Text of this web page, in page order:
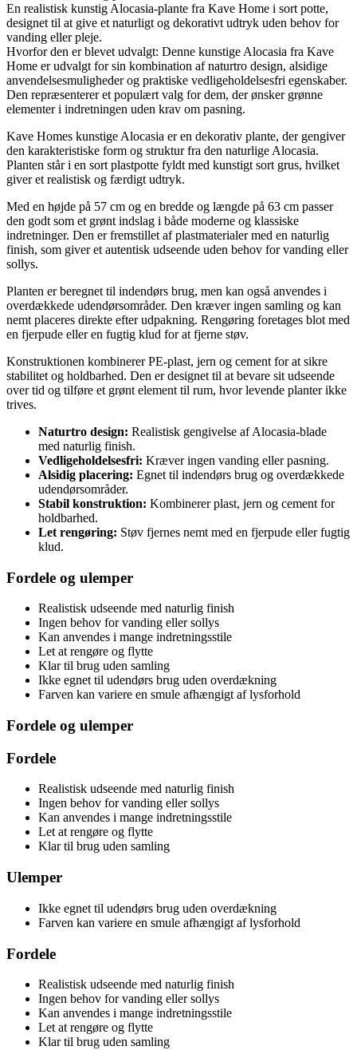
En realistisk kunstig Alocasia-plante fra Kave Home i sort potte,
designet til at give et naturligt og dekorativt udtryk uden behov for
vanding eller pleje.
Hvorfor den er blevet udvalgt: Denne kunstige Alocasia fra Kave
Home er udvalgt for sin kombination af naturtro design, alsidige
anvendelsesmuligheder og praktiske vedligeholdelsesfri egenskaber.
Den repræsenterer et populært valg for dem, der ønsker grønne
elementer i indretningen uden krav om pasning.
Kave Homes kunstige Alocasia er en dekorativ plante, der gengiver
den karakteristiske form og struktur fra den naturlige Alocasia.
Planten står i en sort plastpotte fyldt med kunstigt sort grus, hvilket
giver et realistisk og færdigt udtryk.
Med en højde på 57 cm og en bredde og længde på 63 cm passer
den godt som et grønt indslag i både moderne og klassiske
indretninger. Den er fremstillet af plastmaterialer med en naturlig
finish, som giver et autentisk udseende uden behov for vanding eller
sollys.
Planten er beregnet til indendørs brug, men kan også anvendes i
overdækkede udendørsområder. Den kræver ingen samling og kan
nemt placeres direkte efter udpakning. Rengøring foretages blot med
en fjerpude eller en fugtig klud for at fjerne støv.
Konstruktionen kombinerer PE-plast, jern og cement for at sikre
stabilitet og holdbarhed. Den er designet til at bevare sit udseende
over tid og tilføre et grønt element til rum, hvor levende planter ikke
trives.
Naturtro design: Realistisk gengivelse af Alocasia-blade
med naturlig finish.
Vedligeholdelsesfri: Kræver ingen vanding eller pasning.
Alsidig placering: Egnet til indendørs brug og overdækkede
udendørsområder.
Stabil konstruktion: Kombinerer plast, jern og cement for
holdbarhed.
Let rengøring: Støv fjernes nemt med en fjerpude eller fugtig
klud.
Fordele og ulemper
Realistisk udseende med naturlig finish
Ingen behov for vanding eller sollys
Kan anvendes i mange indretningsstile
Let at rengøre og flytte
Klar til brug uden samling
Ikke egnet til udendørs brug uden overdækning
Farven kan variere en smule afhængigt af lysforhold
Fordele og ulemper
Fordele
Realistisk udseende med naturlig finish
Ingen behov for vanding eller sollys
Kan anvendes i mange indretningsstile
Let at rengøre og flytte
Klar til brug uden samling
Ulemper
Ikke egnet til udendørs brug uden overdækning
Farven kan variere en smule afhængigt af lysforhold
Fordele
Realistisk udseende med naturlig finish
Ingen behov for vanding eller sollys
Kan anvendes i mange indretningsstile
Let at rengøre og flytte
Klar til brug uden samling